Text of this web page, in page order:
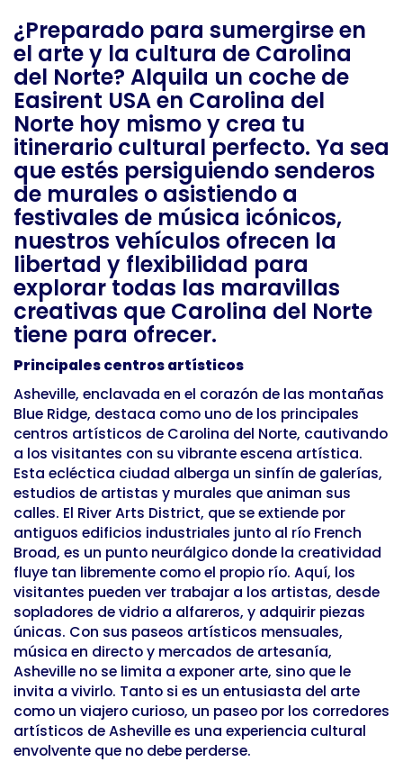
¿Preparado para sumergirse en
el arte y la cultura de Carolina
del Norte? Alquila un coche de
Easirent USA en Carolina del
Norte hoy mismo y crea tu
itinerario cultural perfecto. Ya sea
que estés persiguiendo senderos
de murales o asistiendo a
festivales de música icónicos,
nuestros vehículos ofrecen la
libertad y flexibilidad para
explorar todas las maravillas
creativas que Carolina del Norte
tiene para ofrecer.
Principales centros artísticos
Asheville, enclavada en el corazón de las montañas
Blue Ridge, destaca como uno de los principales
centros artísticos de Carolina del Norte, cautivando
a los visitantes con su vibrante escena artística.
Esta ecléctica ciudad alberga un sinfín de galerías,
estudios de artistas y murales que animan sus
calles. El River Arts District, que se extiende por
antiguos edificios industriales junto al río French
Broad, es un punto neurálgico donde la creatividad
fluye tan libremente como el propio río. Aquí, los
visitantes pueden ver trabajar a los artistas, desde
sopladores de vidrio a alfareros, y adquirir piezas
únicas. Con sus paseos artísticos mensuales,
música en directo y mercados de artesanía,
Asheville no se limita a exponer arte, sino que le
invita a vivirlo. Tanto si es un entusiasta del arte
como un viajero curioso, un paseo por los corredores
artísticos de Asheville es una experiencia cultural
envolvente que no debe perderse.